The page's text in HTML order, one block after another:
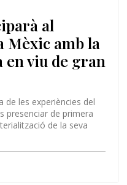
al
Mèxic amb la
en viu de gran
de les experiències del
presenciar de primera
de la seva